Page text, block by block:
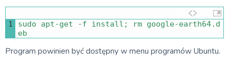
1 sudo apt-get -f install ; rm google-earth64. d
eb
Program powinien być dostępny w menu programów Ubuntu.